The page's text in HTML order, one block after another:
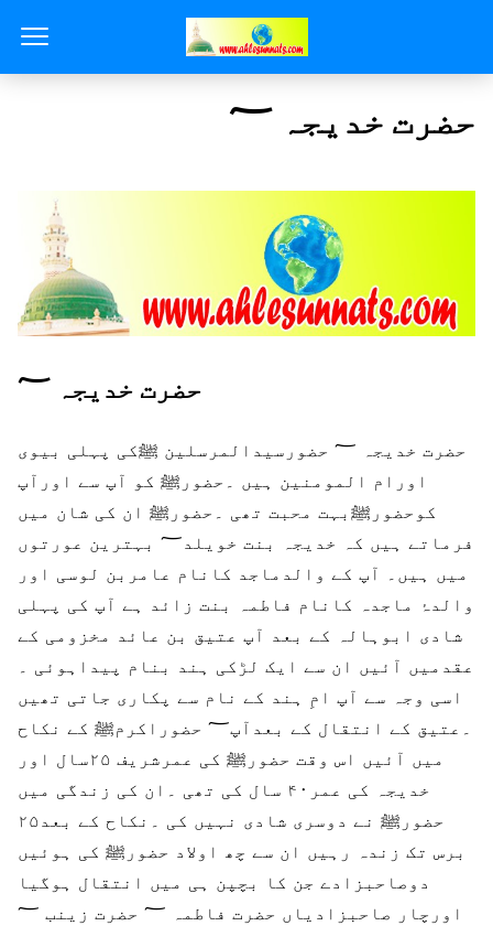
حضرت خدیجہ ؅
حضرت خدیجہ؅
حضرت خدیجہ ؅ حضورسیدالمرسلین ﷺکی پہلی بیوی
اورام المومنین ہیں ۔حضورﷺ کو آپ سے اورآپ
کوحضورﷺبہت محبت تھی ۔حضورﷺ ان کی شان میں
فرماتے ہیں کہ خدیجہ بنت خویلد؅ بہترین عورتوں
میں ہیں۔ آپ کے والدماجد کانام عامربن لوسی اور
والدۂ ماجدہ کانام فاطمہ بنت زائد ہے آپ کی پہلی
شادی ابوہالہ کے بعد آپ عتیق بن عائد مخزومی کے
عقدمیں آئیں ان سے ایک لڑکی ہند بنام پیداہوئی ۔
اسی وجہ سے آپ امِ ہند کے نام سے پکاری جاتی تھیں
۔عتیق کے انتقال کے بعدآپ؅ حضوراکرمﷺ کے نکاح
میں آئیں اس وقت حضورﷺ کی عمرشریف ۲۵سال اور
خدیجہ کی عمر۴۰ سال کی تھی ۔ان کی زندگی میں
حضورﷺ نے دوسری شادی نہیں کی ۔نکاح کے بعد۲۵
برس تک زندہ رہیں ان سے چھ اولاد حضورﷺ کی ہوئیں
دوصاحبزادے جن کا بچپن ہی میں انتقال ہوگیا
اورچار صاحبزادیاں حضرت فاطمہ ؅ حضرت زینب ؅